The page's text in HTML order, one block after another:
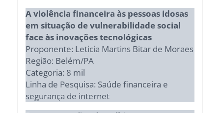
A violência financeira às pessoas idosas
em situação de vulnerabilidade social
face às inovações tecnológicas
Proponente: Leticia Martins Bitar de Moraes
Região: Belém/PA
Categoria: 8 mil
Linha de Pesquisa: Saúde financeira e
segurança de internet